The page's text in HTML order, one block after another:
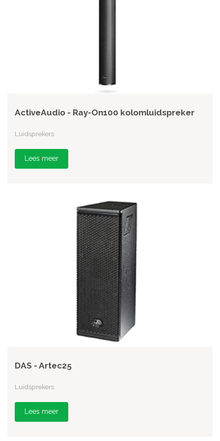
ActiveAudio - Ray-On100 kolomluidspreker
Luidsprekers
Lees meer
DAS - Artec25
Luidsprekers
Lees meer